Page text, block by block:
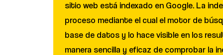
sitio web está indexado en Google. La
proceso mediante el cual el motor de
base de datos y lo hace visible en los
manera sencilla y eficaz de comprobar la